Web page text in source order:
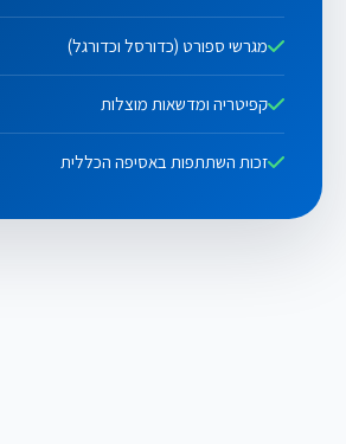
מגרשי ספורט (כדורסל וכדורגל)
קפיטריה ומדשאות מוצלות
זכות השתתפות באסיפה הכללית